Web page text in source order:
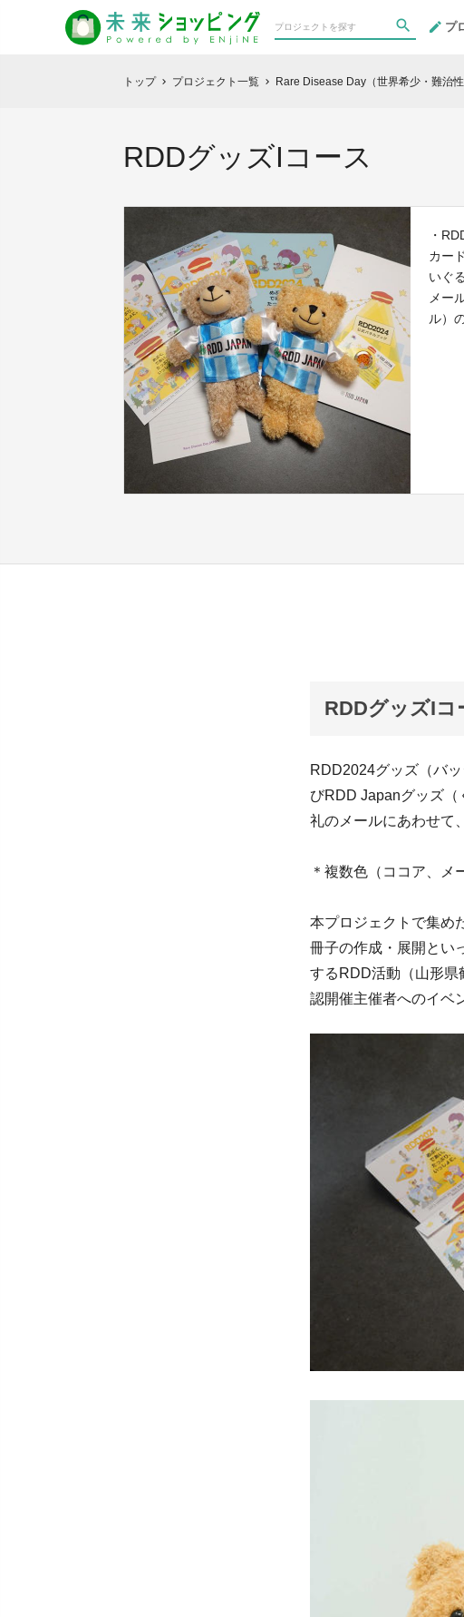
プ
トップ chevron_right プロジェクト一覧 chevron_right Rare Disease Day（世界希少・難治
RDDグッズIコース
・
カー
いぐ
メー
ル）
RDDグッズIコ
RDD2024グッズ（バ
びRDD Japanグッズ（
礼のメールにあわせて
＊複数色（ココア、メ
本プロジェクトで集め
冊子の作成・展開とい
するRDD活動（山形県
認開催主催者へのイベ